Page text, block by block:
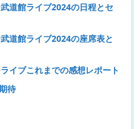
道館ライブ2024の日程とセ
道館ライブ2024の座席表と
イブこれまでの感想レポート
待